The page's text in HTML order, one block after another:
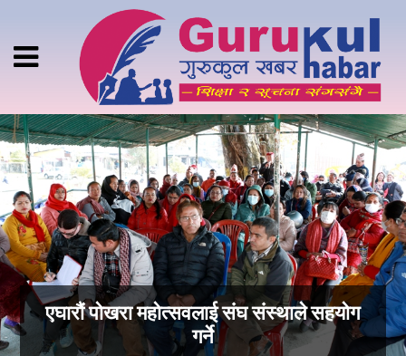
एघारौं पोखरा महोत्सवलाई संघ संस्थाले सहयोग
गर्ने